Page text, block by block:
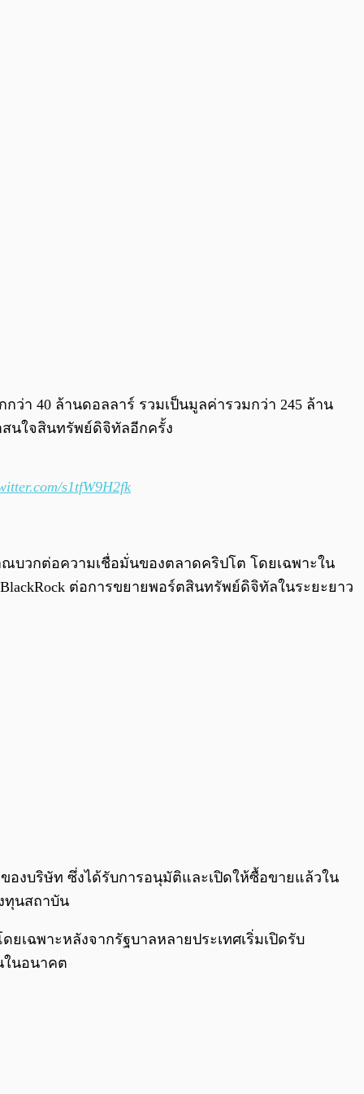
0:00 /0:00
กว่า 40 ล้านดอลลาร์ รวมเป็นมูลค่ารวมกว่า 245 ล้าน
นใจสินทรัพย์ดิจิทัลอีกครั้ง
s1tfW9H2fk
บวกต่อความเชื่อมั่นของตลาดคริปโต โดยเฉพาะใน
ต่อการขยายพอร์ตสินทรัพย์ดิจิทัลในระยะยาว
องบริษัท ซึ่งได้รับการอนุมัติและเปิดให้ซื้อขายแล้วใน
ทุนสถาบัน
เฉพาะหลังจากรัฐบาลหลายประเทศเริ่มเปิดรับ
ในอนาคต